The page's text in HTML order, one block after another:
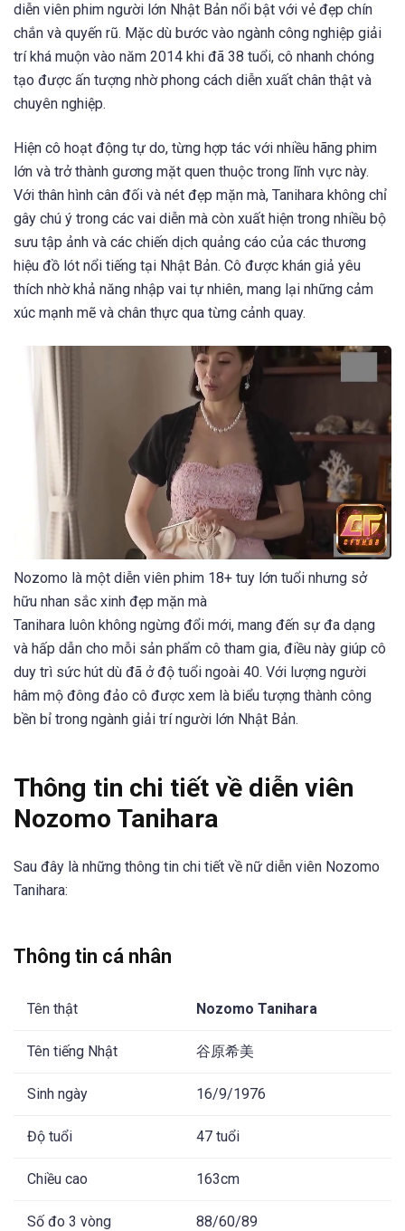
diễn viên phim người lớn Nhật Bản nổi bật với vẻ đẹp chín
chắn và quyến rũ. Mặc dù bước vào ngành công nghiệp giải
trí khá muộn vào năm 2014 khi đã 38 tuổi, cô nhanh chóng
tạo được ấn tượng nhờ phong cách diễn xuất chân thật và
chuyên nghiệp.
Hiện cô hoạt động tự do, từng hợp tác với nhiều hãng phim
lớn và trở thành gương mặt quen thuộc trong lĩnh vực này.
Với thân hình cân đối và nét đẹp mặn mà, Tanihara không chỉ
gây chú ý trong các vai diễn mà còn xuất hiện trong nhiều bộ
sưu tập ảnh và các chiến dịch quảng cáo của các thương
hiệu đồ lót nổi tiếng tại Nhật Bản. Cô được khán giả yêu
thích nhờ khả năng nhập vai tự nhiên, mang lại những cảm
xúc mạnh mẽ và chân thực qua từng cảnh quay.
Nozomo là một diễn viên phim 18+ tuy lớn tuổi nhưng sở
hữu nhan sắc xinh đẹp mặn mà
Tanihara luôn không ngừng đổi mới, mang đến sự đa dạng
và hấp dẫn cho mỗi sản phẩm cô tham gia, điều này giúp cô
duy trì sức hút dù đã ở độ tuổi ngoài 40. Với lượng người
hâm mộ đông đảo cô được xem là biểu tượng thành công
bền bỉ trong ngành giải trí người lớn Nhật Bản.
Thông tin chi tiết về diễn viên
Nozomo Tanihara
Sau đây là những thông tin chi tiết về nữ diễn viên Nozomo
Tanihara:
Thông tin cá nhân
Tên thật Nozomo Tanihara
Tên tiếng Nhật 谷原希美
Sinh ngày 16/9/1976
Độ tuổi 47 tuổi
Chiều cao 163cm
Số đo 3 vòng 88/60/89